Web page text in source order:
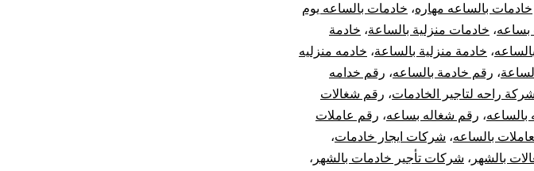
خادمات بالساعه مهاره، خادمات بالساعه يوم
بساعه، خادمات منزلية بالساعة، خادمة
، خادمة منزلية بالساعة، خادمه منزليه
، رقم خادمة بالساعه، رقم خدامه
راحه لتاجير الخادمات، رقم شغالات
بالساعه، رقم شغاله بساعه، رقم عاملات
بالساعه، شركات ايجار خادمات،
بالشهر ، شركات تأجير خادمات بالشهر ،